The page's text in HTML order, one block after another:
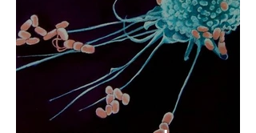
זמן קריאה 3 דקות